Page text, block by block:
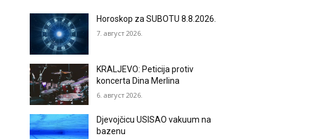
Horoskop za SUBOTU 8.8.2026.
7. август 2026.
KRALJEVO: Peticija protiv
koncerta Dina Merlina
6. август 2026.
Djevojčicu USISAO vakuum na
bazenu